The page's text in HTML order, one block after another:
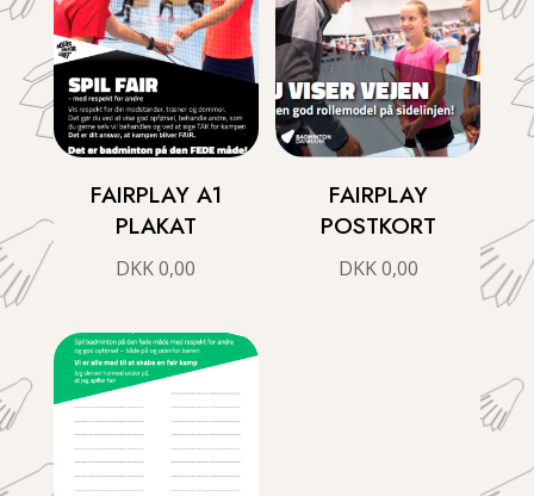
FAIRPLAY A1
PLAKAT
DKK0,00
FAIRPLAY
POSTKORT
DKK0,00